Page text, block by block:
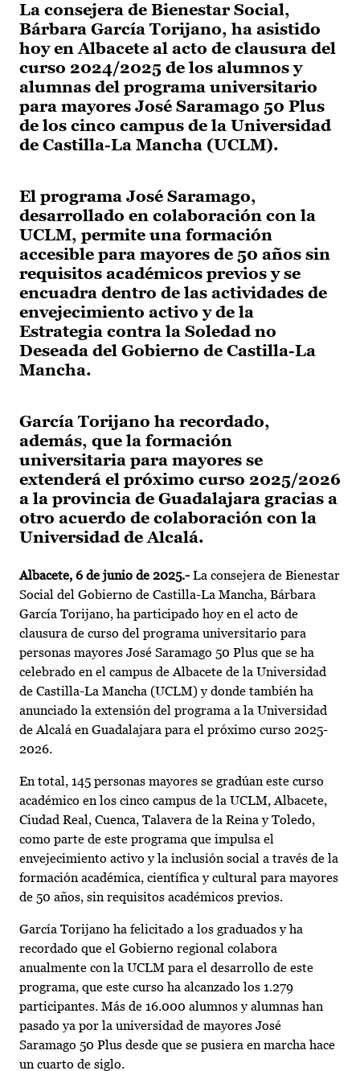
La consejera de Bienestar Social,
Bárbara García Torijano, ha asistido
hoy en Albacete al acto de clausura del
curso 2024/2025 de los alumnos y
alumnas del programa universitario
para mayores José Saramago 50 Plus
de los cinco campus de la Universidad
de Castilla-La Mancha (UCLM).
El programa José Saramago,
desarrollado en colaboración con la
UCLM, permite una formación
accesible para mayores de 50 años sin
requisitos académicos previos y se
encuadra dentro de las actividades de
envejecimiento activo y de la
Estrategia contra la Soledad no
Deseada del Gobierno de Castilla-La
Mancha.
García Torijano ha recordado,
además, que la formación
universitaria para mayores se
extenderá el próximo curso 2025/2026
a la provincia de Guadalajara gracias a
otro acuerdo de colaboración con la
Universidad de Alcalá.
Albacete, 6 de junio de 2025.- La consejera de Bienestar
Social del Gobierno de Castilla-La Mancha, Bárbara
García Torijano, ha participado hoy en el acto de
clausura de curso del programa universitario para
personas mayores José Saramago 50 Plus que se ha
celebrado en el campus de Albacete de la Universidad
de Castilla-La Mancha (UCLM) y donde también ha
anunciado la extensión del programa a la Universidad
de Alcalá en Guadalajara para el próximo curso 2025-
2026.
En total, 145 personas mayores se gradúan este curso
académico en los cinco campus de la UCLM, Albacete,
Ciudad Real, Cuenca, Talavera de la Reina y Toledo,
como parte de este programa que impulsa el
envejecimiento activo y la inclusión social a través de la
formación académica, científica y cultural para mayores
de 50 años, sin requisitos académicos previos.
García Torijano ha felicitado a los graduados y ha
recordado que el Gobierno regional colabora
anualmente con la UCLM para el desarrollo de este
programa, que este curso ha alcanzado los 1.279
participantes. Más de 16.000 alumnos y alumnas han
pasado ya por la universidad de mayores José
Saramago 50 Plus desde que se pusiera en marcha hace
un cuarto de siglo.